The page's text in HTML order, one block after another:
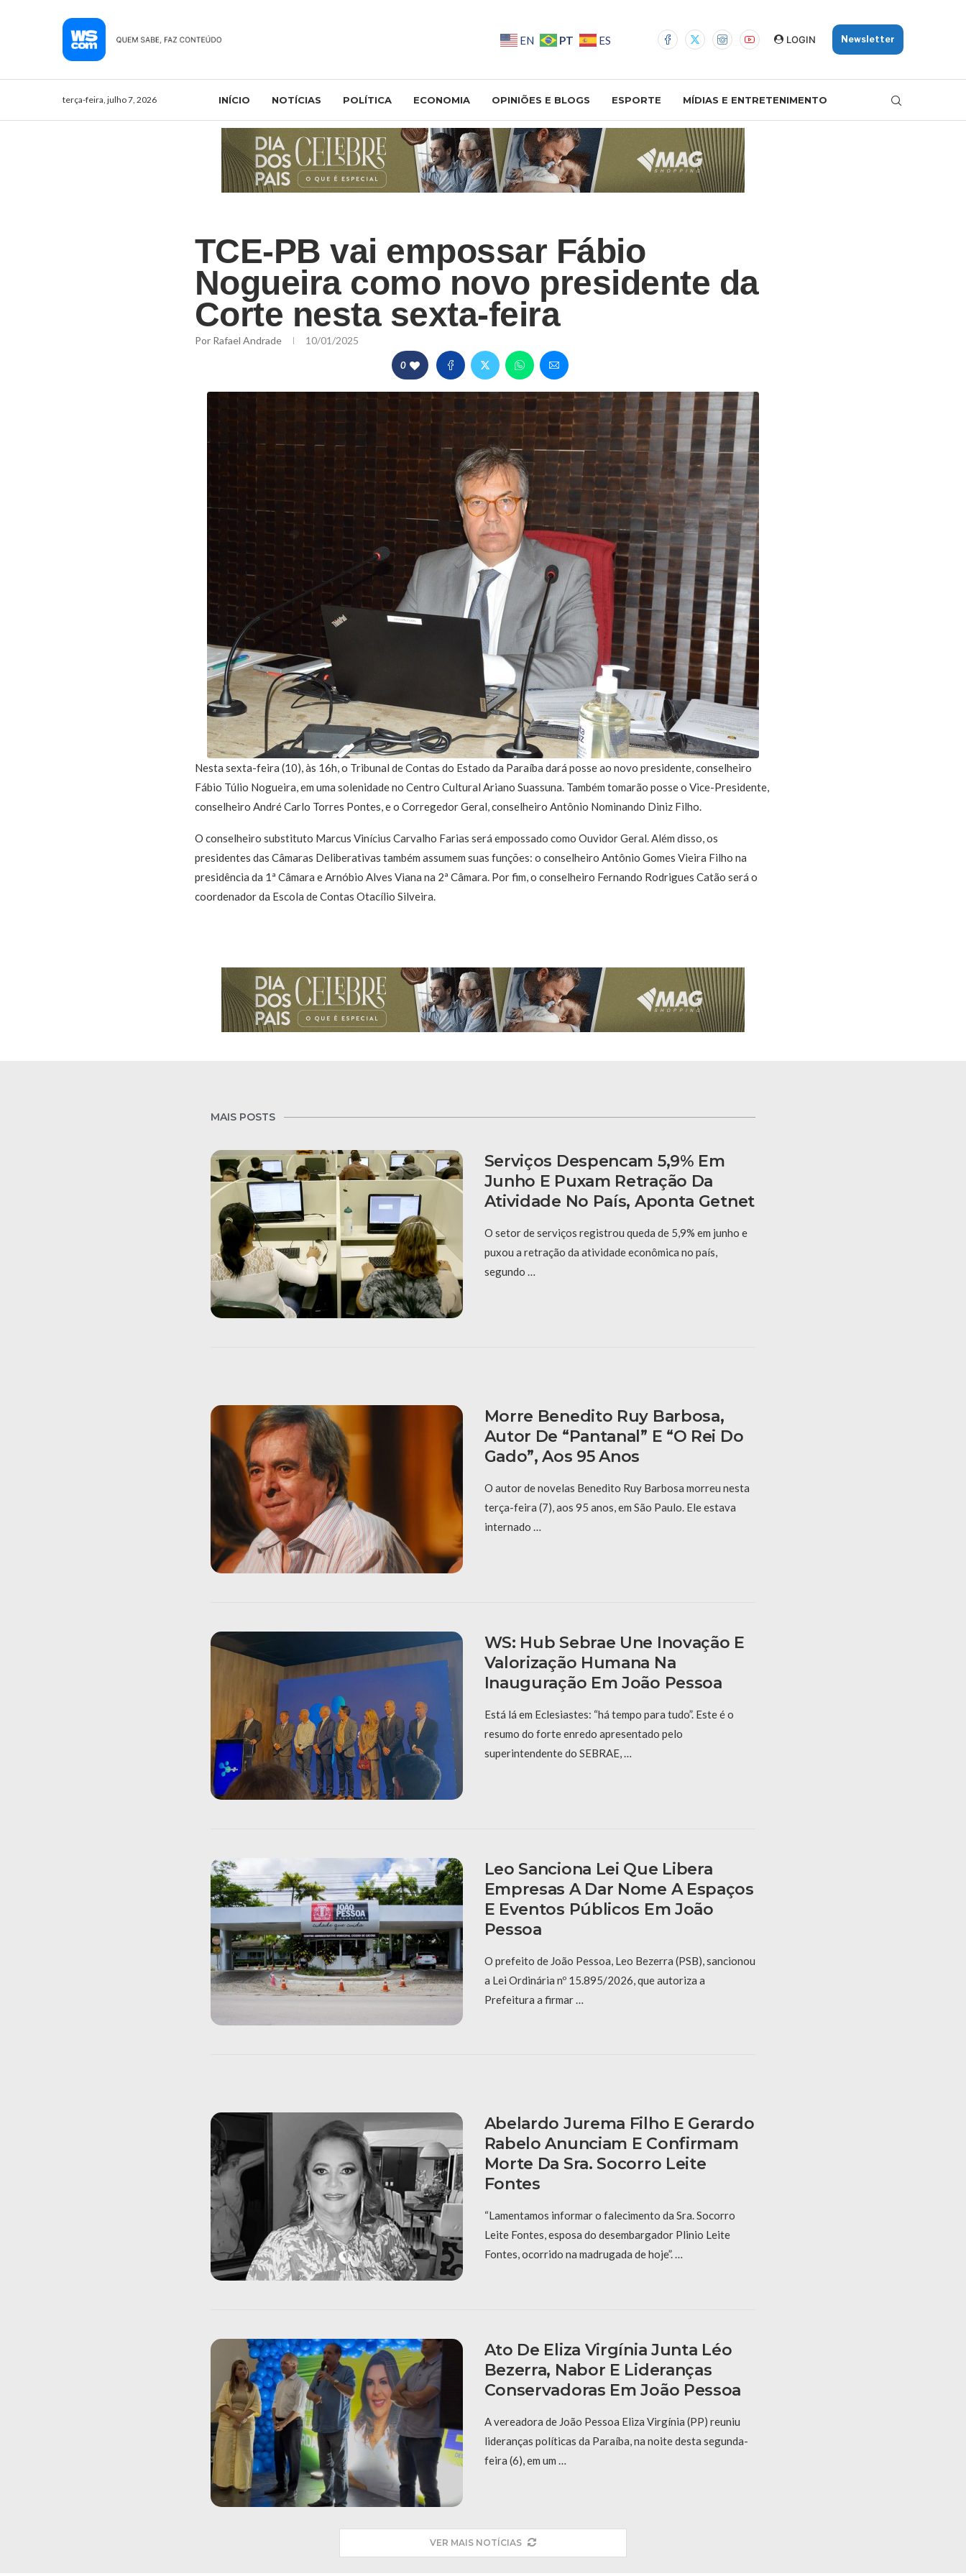
EN PT ES LOGIN Newsletter
terça-feira, julho 7, 2026 INÍCIO NOTÍCIAS POLÍTICA ECONOMIA OPINIÕES E BLOGS ESPORTE MÍDIAS E ENTRETENIMENTO
TCE-PB vai empossar Fábio
Nogueira como novo presidente da
Corte nesta sexta-feira
Por Rafael Andrade 10/01/2025
0
Nesta sexta-feira (10), às 16h, o Tribunal de Contas do Estado da Paraíba dará posse ao novo presidente, conselheiro
Fábio Túlio Nogueira, em uma solenidade no Centro Cultural Ariano Suassuna. Também tomarão posse o Vice-Presidente,
conselheiro André Carlo Torres Pontes, e o Corregedor Geral, conselheiro Antônio Nominando Diniz Filho.
O conselheiro substituto Marcus Vinícius Carvalho Farias será empossado como Ouvidor Geral. Além disso, os
presidentes das Câmaras Deliberativas também assumem suas funções: o conselheiro Antônio Gomes Vieira Filho na
presidência da 1ª Câmara e Arnóbio Alves Viana na 2ª Câmara. Por fim, o conselheiro Fernando Rodrigues Catão será o
coordenador da Escola de Contas Otacílio Silveira.
MAIS POSTS
Serviços Despencam 5,9% Em
Junho E Puxam Retração Da
Atividade No País, Aponta Getnet
O setor de serviços registrou queda de 5,9% em junho e
puxou a retração da atividade econômica no país,
segundo …
Morre Benedito Ruy Barbosa,
Autor De “Pantanal” E “O Rei Do
Gado”, Aos 95 Anos
O autor de novelas Benedito Ruy Barbosa morreu nesta
terça-feira (7), aos 95 anos, em São Paulo. Ele estava
internado …
WS: Hub Sebrae Une Inovação E
Valorização Humana Na
Inauguração Em João Pessoa
Está lá em Eclesiastes: “há tempo para tudo”. Este é o
resumo do forte enredo apresentado pelo
superintendente do SEBRAE, …
Leo Sanciona Lei Que Libera
Empresas A Dar Nome A Espaços
E Eventos Públicos Em João
Pessoa
O prefeito de João Pessoa, Leo Bezerra (PSB), sancionou
a Lei Ordinária nº 15.895/2026, que autoriza a
Prefeitura a firmar …
Abelardo Jurema Filho E Gerardo
Rabelo Anunciam E Confirmam
Morte Da Sra. Socorro Leite
Fontes
“Lamentamos informar o falecimento da Sra. Socorro
Leite Fontes, esposa do desembargador Plinio Leite
Fontes, ocorrido na madrugada de hoje”. …
Ato De Eliza Virgínia Junta Léo
Bezerra, Nabor E Lideranças
Conservadoras Em João Pessoa
A vereadora de João Pessoa Eliza Virgínia (PP) reuniu
lideranças políticas da Paraíba, na noite desta segunda-
feira (6), em um …
VER MAIS NOTÍCIAS